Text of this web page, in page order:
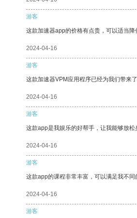
游客
这款加速器app的价格有点贵，可以适当
2024-04-16
游客
这款加速器VPM应用程序已经为我们带来
2024-04-16
游客
这款app是我娱乐的好帮手，让我能够放松
2024-04-16
游客
这款app的课程非常丰富，可以满足我不同
2024-04-16
游客